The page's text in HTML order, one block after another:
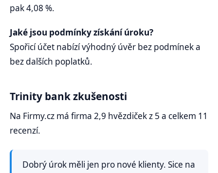
pak 4,08 %.
Jaké jsou podmínky získání úroku?
Spořicí účet nabízí výhodný úvěr bez podmínek a
bez dalších poplatků.
Trinity bank zkušenosti
Na Firmy.cz má firma 2,9 hvězdiček z 5 a celkem 11
recenzí.
Dobrý úrok měli jen pro nové klienty. Sice na